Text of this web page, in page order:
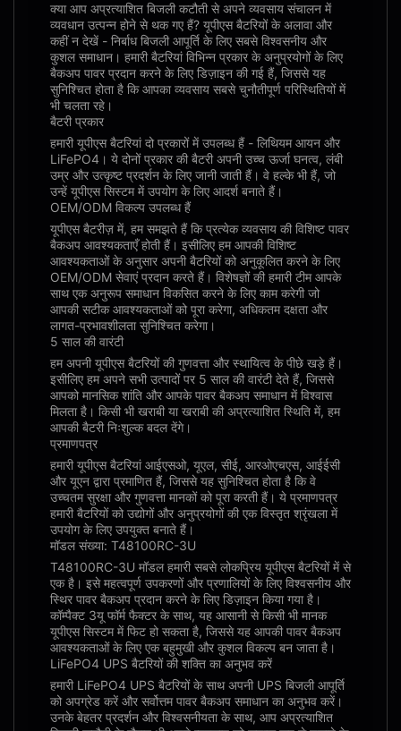
क्या आप अप्रत्याशित बिजली कटौती से अपने व्यवसाय संचालन में
व्यवधान उत्पन्न होने से थक गए हैं? यूपीएस बैटरियों के अलावा और
कहीं न देखें - निर्बाध बिजली आपूर्ति के लिए सबसे विश्वसनीय और
कुशल समाधान। हमारी बैटरियां विभिन्न प्रकार के अनुप्रयोगों के लिए
बैकअप पावर प्रदान करने के लिए डिज़ाइन की गई हैं, जिससे यह
सुनिश्चित होता है कि आपका व्यवसाय सबसे चुनौतीपूर्ण परिस्थितियों में
भी चलता रहे।
बैटरी प्रकार
हमारी यूपीएस बैटरियां दो प्रकारों में उपलब्ध हैं - लिथियम आयन और
LiFePO4। ये दोनों प्रकार की बैटरी अपनी उच्च ऊर्जा घनत्व, लंबी
उम्र और उत्कृष्ट प्रदर्शन के लिए जानी जाती हैं। वे हल्के भी हैं, जो
उन्हें यूपीएस सिस्टम में उपयोग के लिए आदर्श बनाते हैं।
OEM/ODM विकल्प उपलब्ध हैं
यूपीएस बैटरीज़ में, हम समझते हैं कि प्रत्येक व्यवसाय की विशिष्ट पावर
बैकअप आवश्यकताएँ होती हैं। इसीलिए हम आपकी विशिष्ट
आवश्यकताओं के अनुसार अपनी बैटरियों को अनुकूलित करने के लिए
OEM/ODM सेवाएं प्रदान करते हैं। विशेषज्ञों की हमारी टीम आपके
साथ एक अनुरूप समाधान विकसित करने के लिए काम करेगी जो
आपकी सटीक आवश्यकताओं को पूरा करेगा, अधिकतम दक्षता और
लागत-प्रभावशीलता सुनिश्चित करेगा।
5 साल की वारंटी
हम अपनी यूपीएस बैटरियों की गुणवत्ता और स्थायित्व के पीछे खड़े हैं।
इसीलिए हम अपने सभी उत्पादों पर 5 साल की वारंटी देते हैं, जिससे
आपको मानसिक शांति और आपके पावर बैकअप समाधान में विश्वास
मिलता है। किसी भी खराबी या खराबी की अप्रत्याशित स्थिति में, हम
आपकी बैटरी निःशुल्क बदल देंगे।
प्रमाणपत्र
हमारी यूपीएस बैटरियां आईएसओ, यूएल, सीई, आरओएचएस, आईईसी
और यूएन द्वारा प्रमाणित हैं, जिससे यह सुनिश्चित होता है कि वे
उच्चतम सुरक्षा और गुणवत्ता मानकों को पूरा करती हैं। ये प्रमाणपत्र
हमारी बैटरियों को उद्योगों और अनुप्रयोगों की एक विस्तृत श्रृंखला में
उपयोग के लिए उपयुक्त बनाते हैं।
मॉडल संख्या: T48100RC-3U
T48100RC-3U मॉडल हमारी सबसे लोकप्रिय यूपीएस बैटरियों में से
एक है। इसे महत्वपूर्ण उपकरणों और प्रणालियों के लिए विश्वसनीय और
स्थिर पावर बैकअप प्रदान करने के लिए डिज़ाइन किया गया है।
कॉम्पैक्ट 3यू फॉर्म फैक्टर के साथ, यह आसानी से किसी भी मानक
यूपीएस सिस्टम में फिट हो सकता है, जिससे यह आपकी पावर बैकअप
आवश्यकताओं के लिए एक बहुमुखी और कुशल विकल्प बन जाता है।
LiFePO4 UPS बैटरियों की शक्ति का अनुभव करें
हमारी LiFePO4 UPS बैटरियों के साथ अपनी UPS बिजली आपूर्ति
को अपग्रेड करें और सर्वोत्तम पावर बैकअप समाधान का अनुभव करें।
उनके बेहतर प्रदर्शन और विश्वसनीयता के साथ, आप अप्रत्याशित